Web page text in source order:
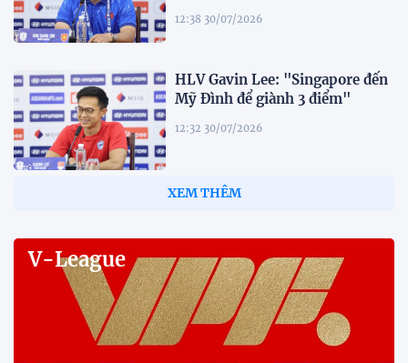
12:38 30/07/2026
HLV Gavin Lee: "Singapore đến
Mỹ Đình để giành 3 điểm"
12:32 30/07/2026
12:20 30/07/2026
Phóng viên Singapore bất ngờ